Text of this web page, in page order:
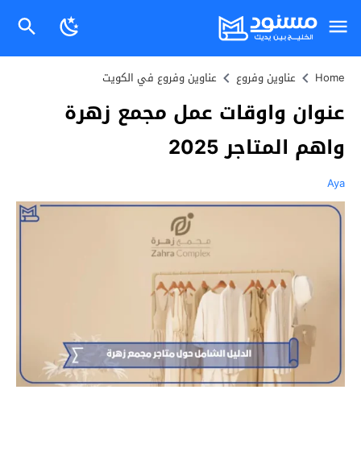
Home عناوين وفروع عناوين وفروع في الكويت
عنوان واوقات عمل مجمع زهرة
واهم المتاجر 2025
Aya